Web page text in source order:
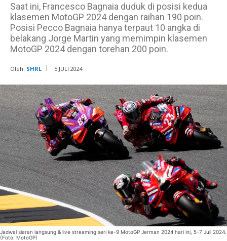
Saat ini, Francesco Bagnaia duduk di posisi kedua
klasemen MotoGP 2024 dengan raihan 190 poin.
Posisi Pecco Bagnaia hanya terpaut 10 angka di
belakang Jorge Martin yang memimpin klasemen
MotoGP 2024 dengan torehan 200 poin.
Oleh: SHRL 5 JULI 2024
Jadwal siaran langsung & live streaming seri ke-9 MotoGP Jerman 2024 hari ini, 5-7 Juli 2024.
(Foto: MotoGP)